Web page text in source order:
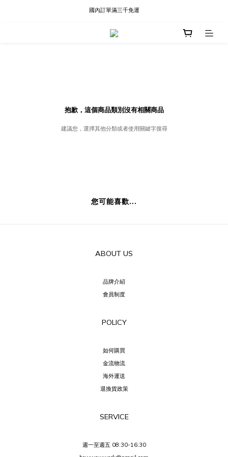
現貨快速出貨∣Ready to Ship
國內訂單滿三千免運
現貨快速出貨∣Ready to Ship
抱歉，這個商品類別沒有相關商品
建議您，選擇其他分類或者使用關鍵字搜尋
您可能喜歡...
ABOUT US
品牌介紹
會員制度
POLICY
如何購買
金流物流
海外運送
退換貨政策
SERVICE
週一至週五 08:30-16:30